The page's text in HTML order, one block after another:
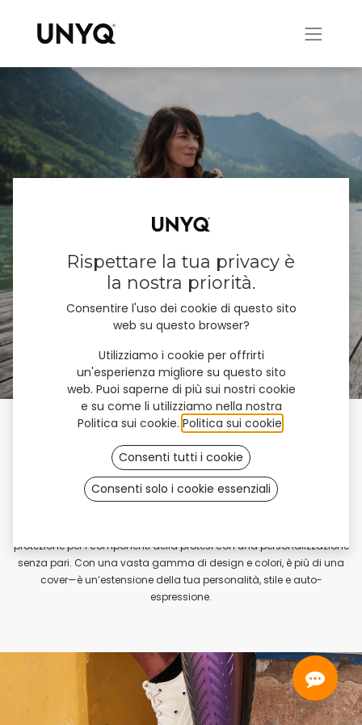
CustomFit
Firm & Flex
CustomFitridefiniscono cosa significa indossare una
protesi. Progettate per utenti di protesitransfemorali e
transtibiali, ogni cover è100% personalizzataper ripristinare
l'anatomia naturale e rispecchiare la gamba sana.
protezione per i componenti della protesi con una personalizzazione
senza pari. Con una vasta gamma di design e colori, è più di una
cover—è un’estensione della tua personalità, stile e auto-
espressione.
Rispettare la tua privacy è
la nostra priorità.
Consentire l'uso dei cookie di questo sito
web su questo browser?
Utilizziamo i cookie per offrirti
un'esperienza migliore su questo sito
web. Puoi saperne di più sui nostri cookie
e su come li utilizziamo nella nostra
Politica sui cookie. Politica sui cookie
Consenti tutti i cookie
Consenti solo i cookie essenziali